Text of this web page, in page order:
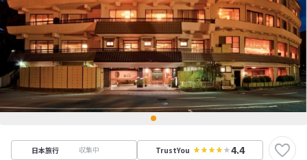
日本旅行 収集中 TrustYou 4.4